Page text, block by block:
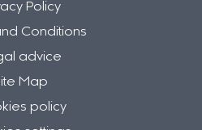
Policy
Conditions
advice
Map
policy